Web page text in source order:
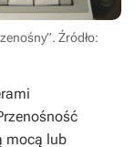
Źródło:
mocą lub